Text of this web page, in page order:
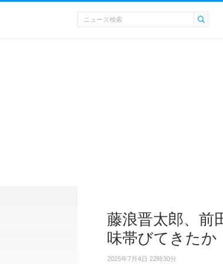
藤浪晋太郎、前
味帯びてきたか
2025年7月4日 22時30分